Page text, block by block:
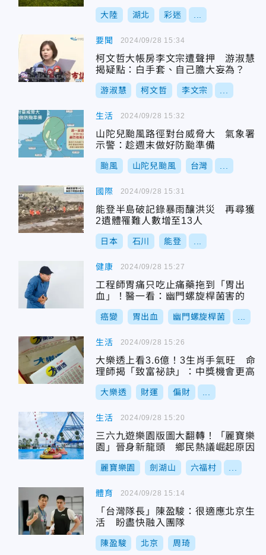
行
大陸 湖北 彩迷
要聞
柯文哲大帳房李文宗遭聲押 游淑慧
揭疑點：白手套、自己膽大妄為？
游淑慧 柯文哲 李文宗
2024/09/28 15:34
生活
山陀兒颱風路徑對台威脅大 氣象署
示警：趁週末做好防颱準備
颱風 山陀兒颱風 台灣
2024/09/28 15:32
國際
能登半島破記錄暴雨釀洪災 再尋獲
2遺體罹難人數增至13人
日本 石川 能登
2024/09/28 15:31
健康
工程師胃痛只吃止痛藥拖到「胃出
血」！醫一看：幽門螺旋桿菌害的
癌變 胃出血 幽門螺旋桿菌
2024/09/28 15:27
生活
大樂透上看3.6億！3生肖手氣旺 命
理師揭「致富祕訣」：中獎機會更高
大樂透 財運 偏財
2024/09/28 15:26
生活
三六九遊樂園版圖大翻轉！「麗寶樂
園」晉身新龍頭 鄉民熱議崛起原因
麗寶樂園 劍湖山 六福村
2024/09/28 15:20
體育
「台灣隊長」陳盈駿：很適應北京生
活 盼盡快融入團隊
陳盈駿 北京 周琦
2024/09/28 15:14